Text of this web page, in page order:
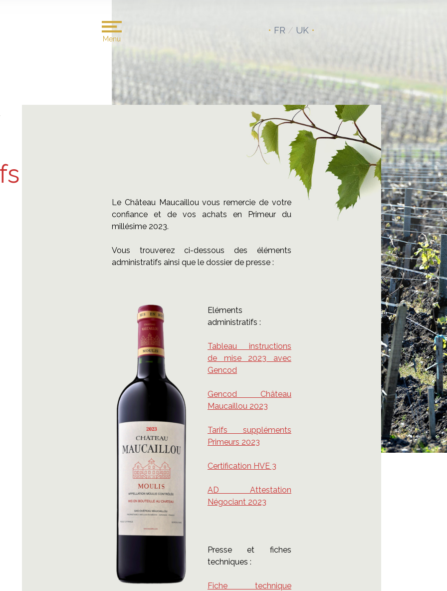
Menu
• FR / UK •
Le Château Maucaillou vous remercie de votre
confiance et de vos achats en Primeur du
millésime 2023.
Vous trouverez ci-dessous des éléments
administratifs ainsi que le dossier de presse :
Eléments
administratifs :
Tableau instructions
de mise 2023 avec
Gencod
Gencod Château
Maucaillou 2023
Tarifs suppléments
Primeurs 2023
Certification HVE 3
AD Attestation
Négociant 2023
Presse et fiches
techniques :
Fiche technique